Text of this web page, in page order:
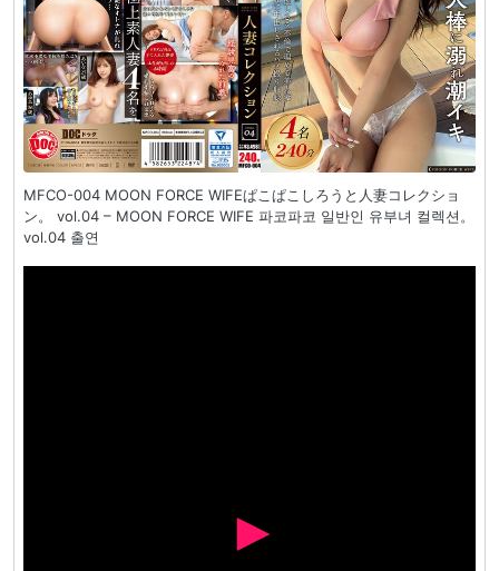
MFCO-004 MOON FORCE WIFEぱこぱこしろうと人妻コレクショ
ン。 vol.04 – MOON FORCE WIFE 파코파코 일반인 유부녀 컬렉션。
vol.04 출연